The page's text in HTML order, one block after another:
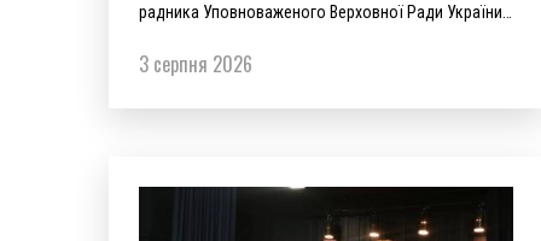
радника Уповноваженого Верховної Ради України з
Паламара з представниками Офісу
рівного ставлення Естонії.
3 серпня 2026